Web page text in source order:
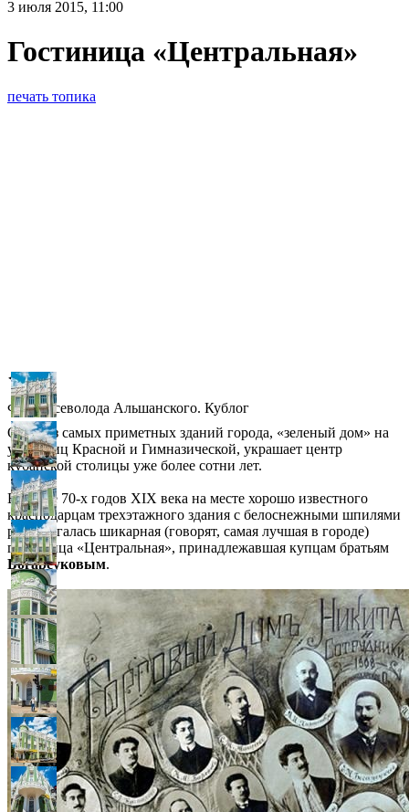
3 июля 2015, 11:00
Гостиница «Центральная»
печать топика
◀▶
Фото Всеволода Альшанского. Кублог
Одно из самых приметных зданий города, «зеленый дом» на
углу улиц Красной и Гимназической, украшает центр
кубанской столицы уже более сотни лет.
В конце 70-х годов XIX века на месте хорошо известного
краснодарцам трехэтажного здания с белоснежными шпилями
располагалась шикарная (говорят, самая лучшая в городе)
гостиница «Центральная», принадлежавшая купцам братьям
Богарсуковым.